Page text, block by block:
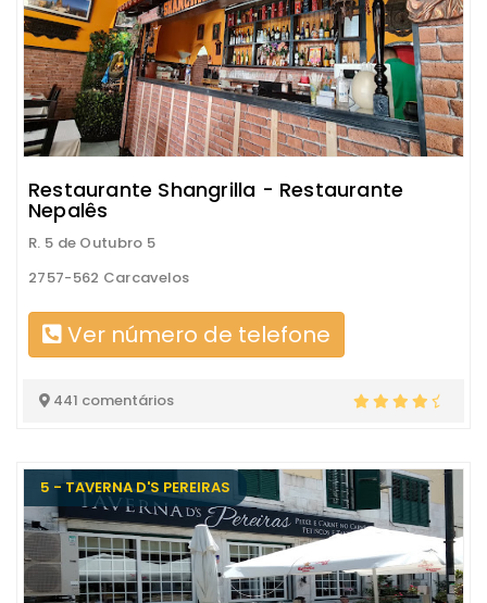
Restaurante Shangrilla - Restaurante
Nepalês
R. 5 de Outubro 5
2757-562 Carcavelos
Ver número de telefone
441 comentários
5 - TAVERNA D'S PEREIRAS